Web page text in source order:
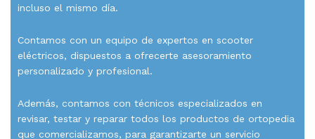
incluso el mismo día.
Contamos con un equipo de expertos en scooter
eléctricos, dispuestos a ofrecerte asesoramiento
personalizado y profesional.
Además, contamos con técnicos especializados en
revisar, testar y reparar todos los productos de ortopedia
que comercializamos, para garantizarte un servicio